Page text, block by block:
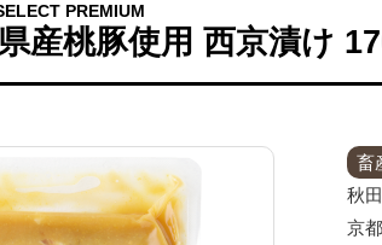
PREMIUM
産桃豚使用 西京漬け
畜
秋
京